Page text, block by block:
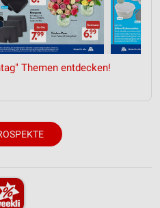
Themen entdecken!